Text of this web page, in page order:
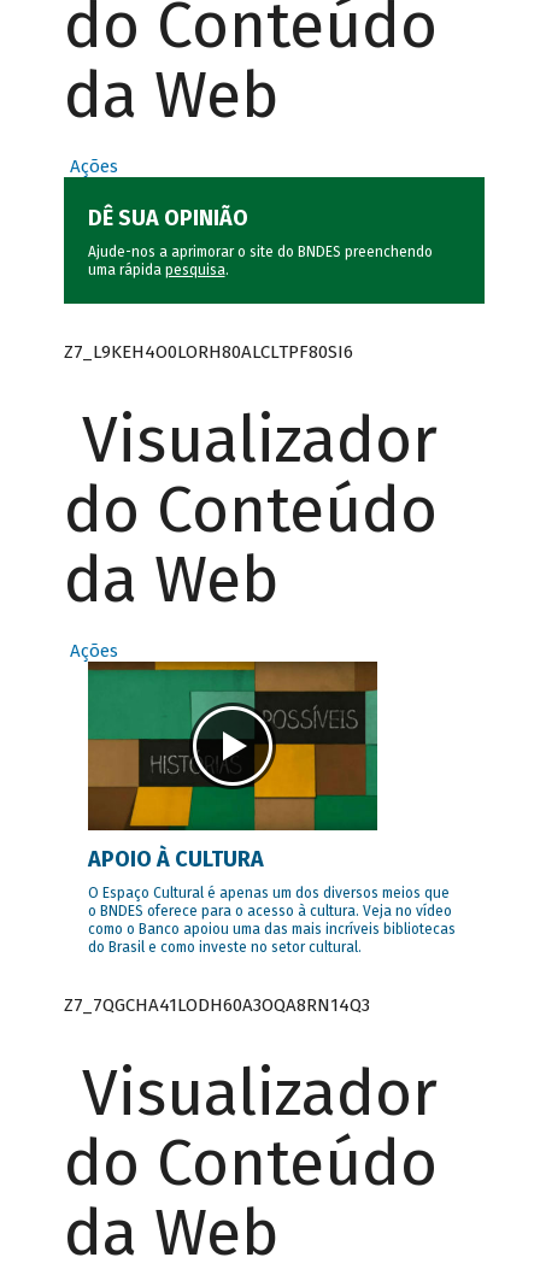
do Conteúdo
da Web
Ações
DÊ SUA OPINIÃO
Ajude-nos a aprimorar o site do BNDES preenchendo
uma rápida pesquisa.
Z7_L9KEH4O0LORH80ALCLTPF80SI6
Visualizador
do Conteúdo
da Web
Ações
APOIO À CULTURA
O Espaço Cultural é apenas um dos diversos meios que
o BNDES oferece para o acesso à cultura. Veja no vídeo
como o Banco apoiou uma das mais incríveis bibliotecas
do Brasil e como investe no setor cultural.
Z7_7QGCHA41LODH60A3OQA8RN14Q3
Visualizador
do Conteúdo
da Web